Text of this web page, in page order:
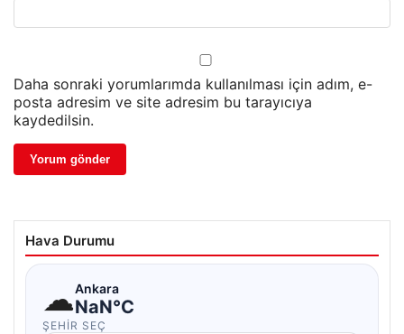
Daha sonraki yorumlarımda kullanılması için adım, e-
posta adresim ve site adresim bu tarayıcıya
kaydedilsin.
Hava Durumu
☁Ankara
NaN°C
ŞEHIR SEÇ